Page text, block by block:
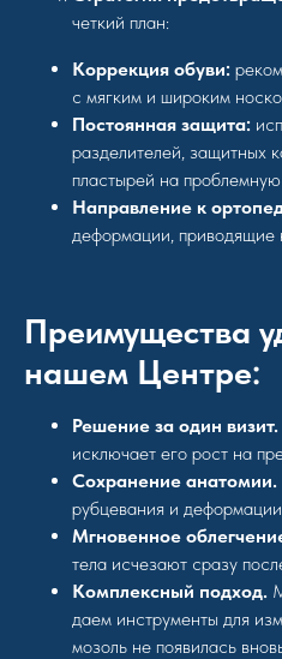
четкий план:
Коррекция обуви:
с мягким и широким
Постоянная защита:
разделителей, защитных
пластырей на проблемную
Направление к
деформации, приводящие
Преимущества
нашем Центре:
Решение за один визит.
исключает его рост на
Сохранение анатомии.
рубцевания и
Мгновенное
тела исчезают сразу
Комплексный подход.
даем инструменты для
мозоль не появилась